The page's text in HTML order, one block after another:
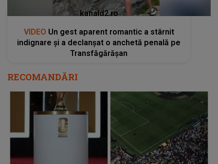
kanald2.ro
VIDEO Un gest aparent romantic a stârnit
indignare și a declanșat o anchetă penală pe
Transfăgărășan
RECOMANDĂRI